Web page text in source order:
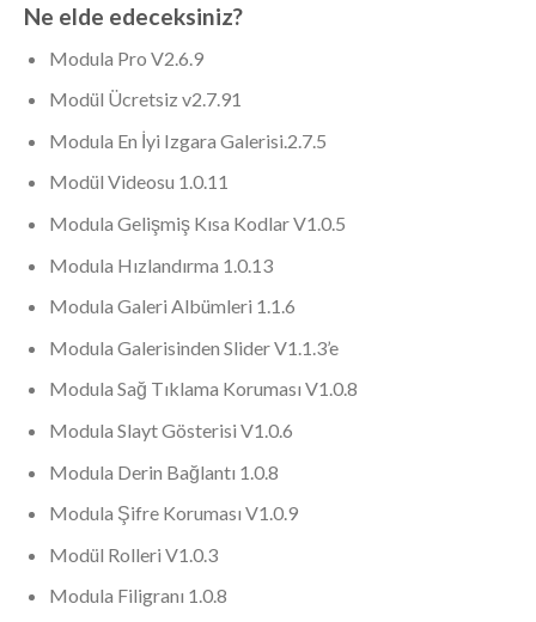
Ne elde edeceksiniz?
Modula Pro V2.6.9
Modül Ücretsiz v2.7.91
Modula En İyi Izgara Galerisi.2.7.5
Modül Videosu 1.0.11
Modula Gelişmiş Kısa Kodlar V1.0.5
Modula Hızlandırma 1.0.13
Modula Galeri Albümleri 1.1.6
Modula Galerisinden Slider V1.1.3’e
Modula Sağ Tıklama Koruması V1.0.8
Modula Slayt Gösterisi V1.0.6
Modula Derin Bağlantı 1.0.8
Modula Şifre Koruması V1.0.9
Modül Rolleri V1.0.3
Modula Filigranı 1.0.8